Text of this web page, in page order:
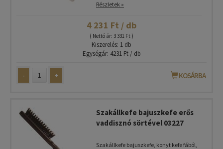
Részletek »
4 231 Ft / db
( Nettó ár: 3 331 Ft )
Kiszerelés: 1 db
Egységár: 4231 Ft / db
- + KOSÁRBA
Szakállkefe bajuszkefe erős
vaddisznó sörtével 03227
Szakállkefe bajuszkefe, konyt kefe fából,